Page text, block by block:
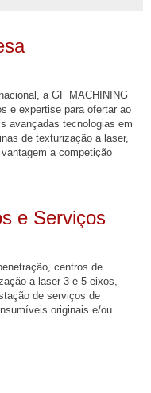
a GF MACHINING
e expertise para ofertar ao
avançadas tecnologias em
de texturização a laser,
a competição
e Serviços
centros de
a laser 3 e 5 eixos,
de serviços de
originais e/ou